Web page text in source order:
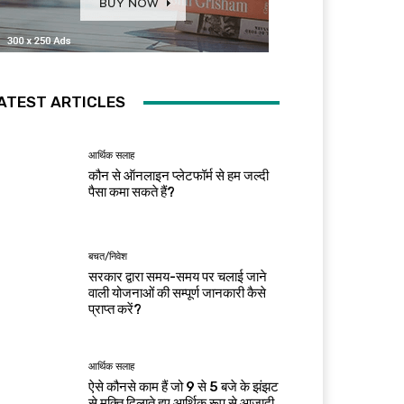
ARTICLES
आर्थिक सलाह
कौन से ऑनलाइन प्लेटफॉर्म से हम जल्दी
पैसा कमा सकते हैं?
बचत/निवेश
सरकार द्वारा समय-समय पर चलाई जाने
वाली योजनाओं की सम्पूर्ण जानकारी कैसे
प्राप्त करें?
आर्थिक सलाह
ऐसे कौनसे काम हैं जो 9 से 5 बजे के झंझट